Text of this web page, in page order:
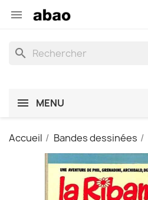

search
MENU
Accueil Bandes dessinées